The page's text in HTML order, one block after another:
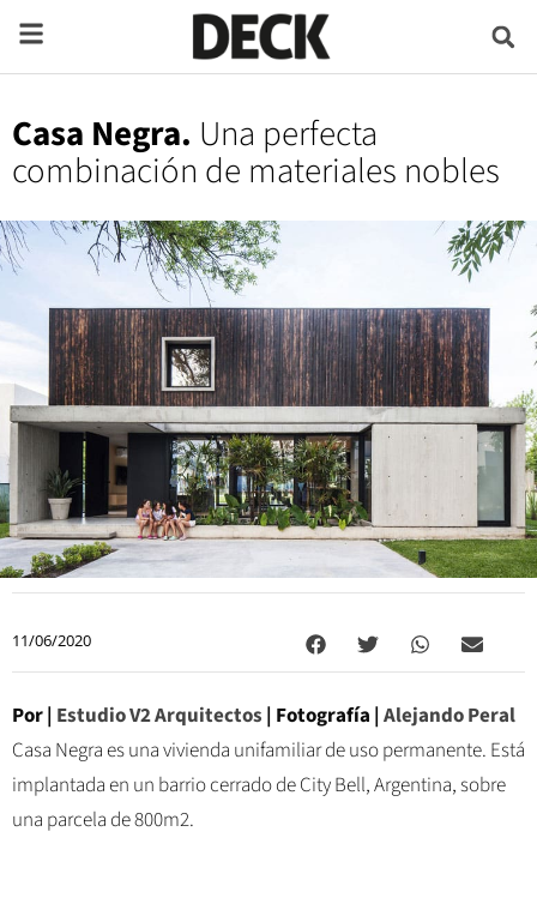
Casa Negra. Una perfecta
combinación de materiales nobles
11/06/2020
Por | Estudio V2 Arquitectos | Fotografía | Alejando Peral
Casa Negra es una vivienda unifamiliar de uso permanente. Está
implantada en un barrio cerrado de City Bell, Argentina, sobre
una parcela de 800m2.